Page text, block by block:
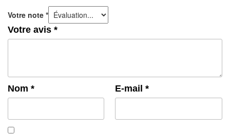
Votre note *
Votre avis *
Nom * E-mail *